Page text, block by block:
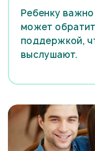
Ребенку важно
может
поддержкой,
выслушают.